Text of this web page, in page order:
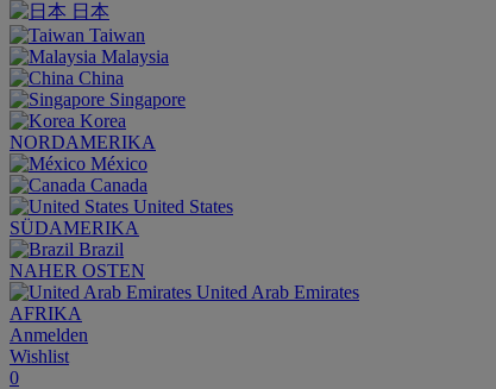
日本
Taiwan
Malaysia
China
Singapore
Korea
NORDAMERIKA
México
Canada
United States
SÜDAMERIKA
Brazil
NAHER OSTEN
United Arab Emirates
AFRIKA
Anmelden
Wishlist
0